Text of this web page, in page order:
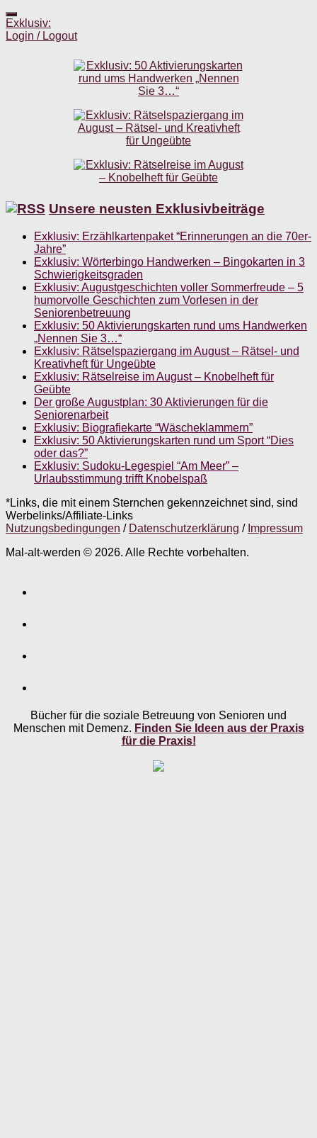
Exklusiv:
Login / Logout
Unsere neusten Exklusivbeiträge
Exklusiv: Erzählkartenpaket “Erinnerungen an die 70er-
Jahre”
Exklusiv: Wörterbingo Handwerken – Bingokarten in 3
Schwierigkeitsgraden
Exklusiv: Augustgeschichten voller Sommerfreude – 5
humorvolle Geschichten zum Vorlesen in der
Seniorenbetreuung
Exklusiv: 50 Aktivierungskarten rund ums Handwerken
„Nennen Sie 3…“
Exklusiv: Rätselspaziergang im August – Rätsel- und
Kreativheft für Ungeübte
Exklusiv: Rätselreise im August – Knobelheft für
Geübte
Der große Augustplan: 30 Aktivierungen für die
Seniorenarbeit
Exklusiv: Biografiekarte “Wäscheklammern”
Exklusiv: 50 Aktivierungskarten rund um Sport “Dies
oder das?”
Exklusiv: Sudoku-Legespiel “Am Meer” –
Urlaubsstimmung trifft Knobelspaß
*Links, die mit einem Sternchen gekennzeichnet sind, sind
Werbelinks/Affiliate-Links
Nutzungsbedingungen / Datenschutzerklärung / Impressum
Mal-alt-werden © 2026. Alle Rechte vorbehalten.
Bücher für die soziale Betreuung von Senioren und
Menschen mit Demenz. Finden Sie Ideen aus der Praxis
für die Praxis!